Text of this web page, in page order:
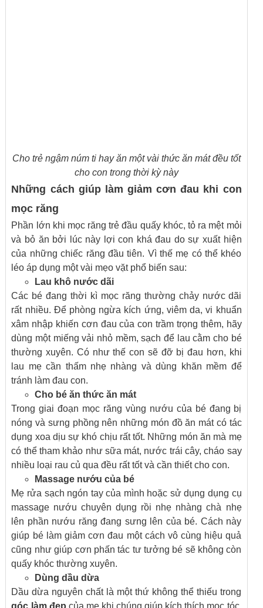
Cho trẻ ngậm núm ti hay ăn một vài thức ăn mát đều tốt
cho con trong thời kỳ này
Những cách giúp làm giảm cơn đau khi con
mọc răng
Phần lớn khi mọc răng trẻ đầu quấy khóc, tỏ ra mệt mỏi
và bỏ ăn bởi lúc này lợi con khá đau do sự xuất hiện
của những chiếc răng đầu tiên. Vì thế mẹ có thể khéo
léo áp dụng một vài mẹo vặt phổ biến sau:
Lau khô nước dãi
Các bé đang thời kì mọc răng thường chảy nước dãi
rất nhiều. Để phòng ngừa kích ứng, viêm da, vi khuẩn
xâm nhập khiến cơn đau của con trầm trọng thêm, hãy
dùng một miếng vải nhỏ mềm, sạch để lau cằm cho bé
thường xuyên. Có như thế con sẽ đỡ bị đau hơn, khi
lau mẹ cần thấm nhẹ nhàng và dùng khăn mềm để
tránh làm đau con.
Cho bé ăn thức ăn mát
Trong giai đoạn mọc răng vùng nướu của bé đang bị
nóng và sưng phồng nên những món đồ ăn mát có tác
dụng xoa dịu sự khó chịu rất tốt. Những món ăn mà mẹ
có thể tham khảo như sữa mát, nước trái cây, cháo say
nhiều loại rau củ qua đều rất tốt và cần thiết cho con.
Massage nướu của bé
Mẹ rửa sạch ngón tay của mình hoặc sử dụng dụng cụ
massage nướu chuyên dụng rồi nhẹ nhàng chà nhẹ
lên phần nướu răng đang sưng lên của bé. Cách này
giúp bé làm giảm cơn đau một cách vô cùng hiệu quả
cũng như giúp cơn phấn tác tư tưởng bé sẽ không còn
quấy khóc thường xuyên.
Dùng dầu dừa
Dầu dừa nguyên chất là một thứ không thể thiếu trong
góc làm đẹp của mẹ khi chúng giúp kích thích mọc tóc,